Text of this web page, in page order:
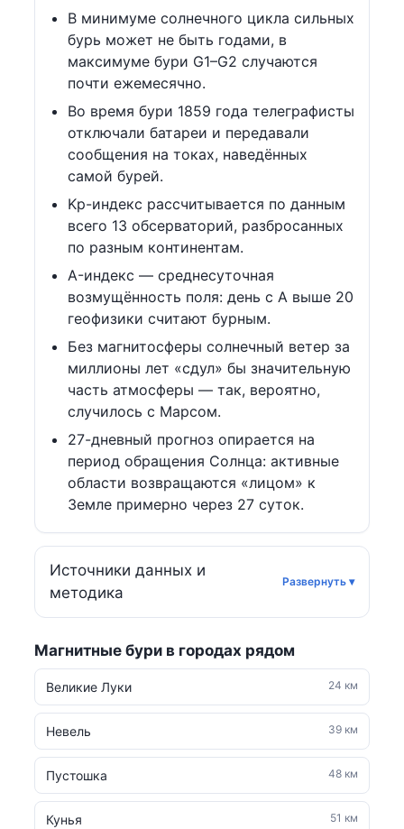
В минимуме солнечного цикла сильных
бурь может не быть годами, в
максимуме бури G1–G2 случаются
почти ежемесячно.
Во время бури 1859 года телеграфисты
отключали батареи и передавали
сообщения на токах, наведённых
самой бурей.
Kp-индекс рассчитывается по данным
всего 13 обсерваторий, разбросанных
по разным континентам.
A-индекс — среднесуточная
возмущённость поля: день с A выше 20
геофизики считают бурным.
Без магнитосферы солнечный ветер за
миллионы лет «сдул» бы значительную
часть атмосферы — так, вероятно,
случилось с Марсом.
27-дневный прогноз опирается на
период обращения Солнца: активные
области возвращаются «лицом» к
Земле примерно через 27 суток.
Источники данных и
методика
Магнитные бури в городах рядом
Великие Луки 24 км
Невель 39 км
Пустошка 48 км
Кунья 51 км